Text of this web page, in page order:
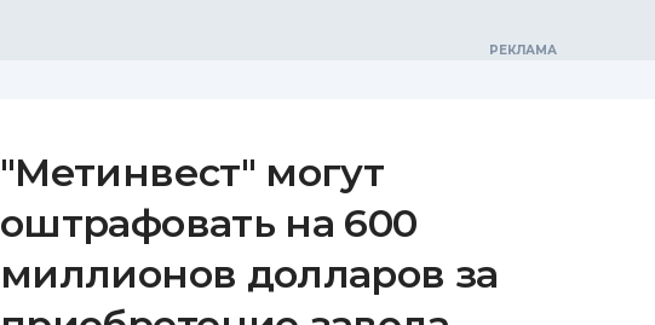
"Метинвест" могут
оштрафовать на 600
миллионов долларов за